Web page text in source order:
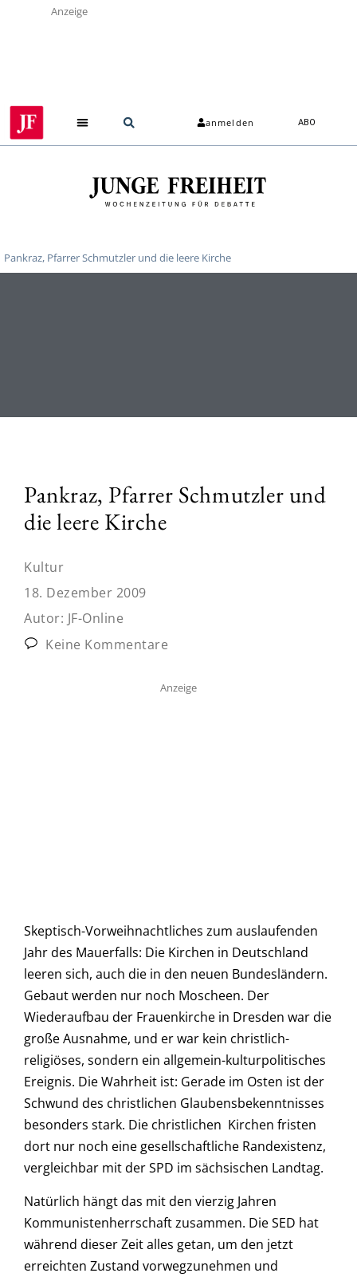
Anzeige
anmelden ABO
Pankraz, Pfarrer Schmutzler und die leere Kirche
Pankraz, Pfarrer Schmutzler und
die leere Kirche
Kultur
18. Dezember 2009
Autor: JF-Online
Keine Kommentare
Anzeige
Skeptisch-Vorweihnachtliches zum auslaufenden
Jahr des Mauerfalls: Die Kirchen in Deutschland
leeren sich, auch die in den neuen Bundesländern.
Gebaut werden nur noch Moscheen. Der
Wiederaufbau der Frauenkirche in Dresden war die
große Ausnahme, und er war kein christlich-
religiöses, sondern ein allgemein-kulturpolitisches
Ereignis. Die Wahrheit ist: Gerade im Osten ist der
Schwund des christlichen Glaubensbekenntnisses
besonders stark. Die christlichen Kirchen fristen
dort nur noch eine gesellschaftliche Randexistenz,
vergleichbar mit der SPD im sächsischen Landtag.
Natürlich hängt das mit den vierzig Jahren
Kommunistenherrschaft zusammen. Die SED hat
während dieser Zeit alles getan, um den jetzt
erreichten Zustand vorwegzunehmen und